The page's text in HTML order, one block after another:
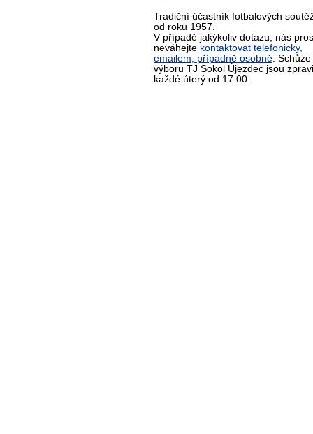
Tradiční účastník fotbalových
od roku 1957.
V případě jakýkoliv dotazu, nás
neváhejte kontaktovat telefonicky,
emailem, případně osobně. Schůze
výboru TJ Sokol Újezdec jsou
každé úterý od 17:00.